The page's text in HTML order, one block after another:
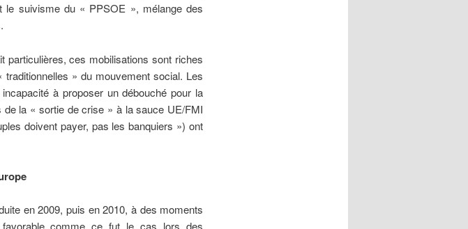
le suivisme du « PPSOE », mélange des
particulières, ces mobilisations sont riches
» du mouvement social. Les
à proposer un débouché pour la
la « sortie de crise » à la sauce UE/FMI
doivent payer, pas les banquiers ») ont
en 2009, puis en 2010, à des moments